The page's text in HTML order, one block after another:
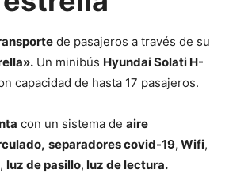
de pasajeros a través de su
Un minibús Hyundai Solati H-
capacidad de hasta 17 pasajeros.
con un sistema de aire
separadores covid-19, Wifi,
luz de pasillo, luz de lectura.